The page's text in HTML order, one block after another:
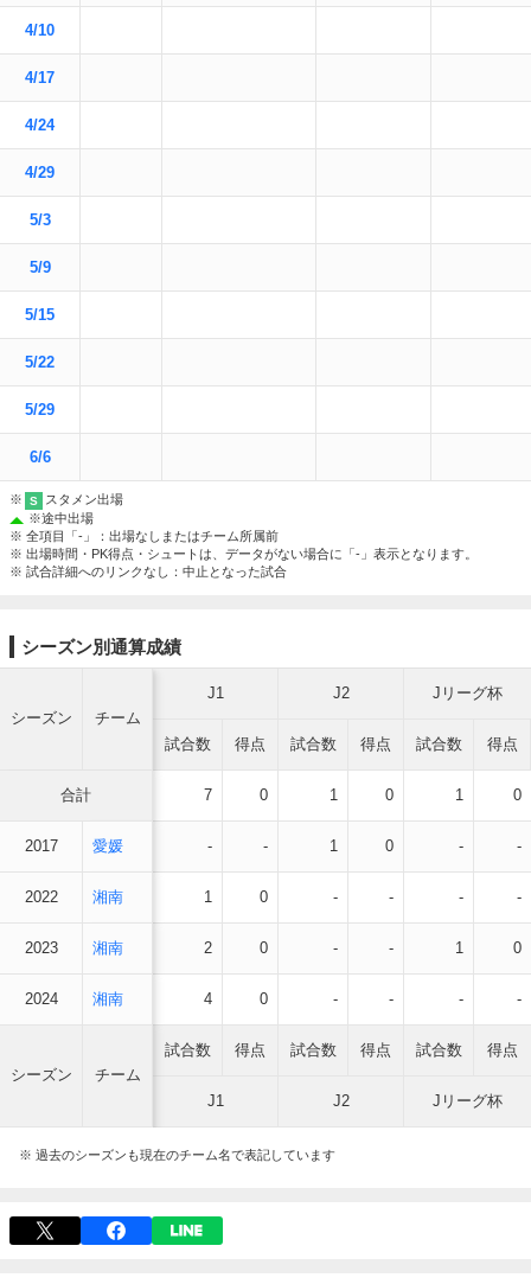
4/10
4/17
4/24
4/29
5/3
5/9
5/15
5/22
5/29
6/6
※ S
スタメン出場
※途中出場
※ 全項目「-」：出場なしまたはチーム所属前
※ 出場時間・PK得点・シュートは、データがない場合に「-」表示となります。
※ 試合詳細へのリンクなし：中止となった試合
シーズン別通算成績
シーズン チーム
J1 J2 Jリーグ杯
試合数 得点 試合数 得点 試合数 得点
合計 7 0 1 0 1 0
2017 愛媛 - - 1 0 - -
2022 湘南 1 0 - - - -
2023 湘南 2 0 - - 1 0
2024 湘南 4 0 - - - -
シーズン チーム
試合数 得点 試合数 得点 試合数 得点
J1 J2 Jリーグ杯
※ 過去のシーズンも現在のチーム名で表記しています